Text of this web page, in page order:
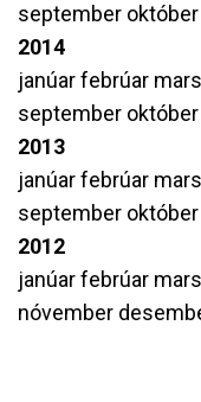
september október
2014
janúarfebrúar mars
september október
2013
janúarfebrúar mars
september október
2012
janúarfebrúar mars
nóvember